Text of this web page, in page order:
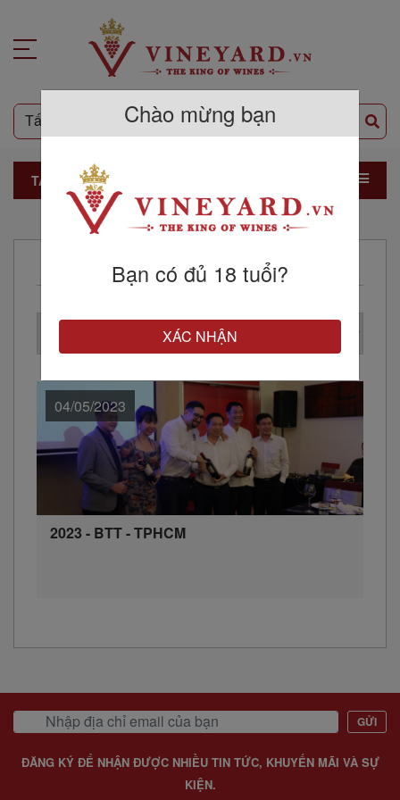
TẤT CẢ SẢN PHẨM
GIỚI THIỆU SẢN PHẨM
04/05/2023
2023 - BTT - TPHCM
GỬI
ĐĂNG KÝ ĐỂ NHẬN ĐƯỢC NHIỀU TIN TỨC, KHUYẾN MÃI VÀ SỰ
KIỆN.
Chào mừng bạn
Bạn có đủ 18 tuổi?
XÁC NHẬN